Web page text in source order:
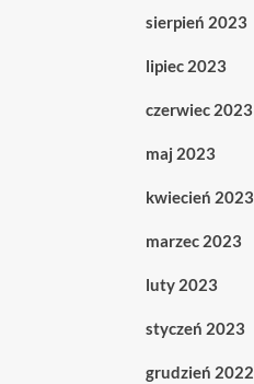
sierpień 2023
lipiec 2023
czerwiec 2023
maj 2023
kwiecień 2023
marzec 2023
luty 2023
styczeń 2023
grudzień 2022